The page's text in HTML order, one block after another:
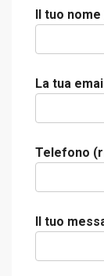
Il tuo
La tua
Telefono
Il tuo